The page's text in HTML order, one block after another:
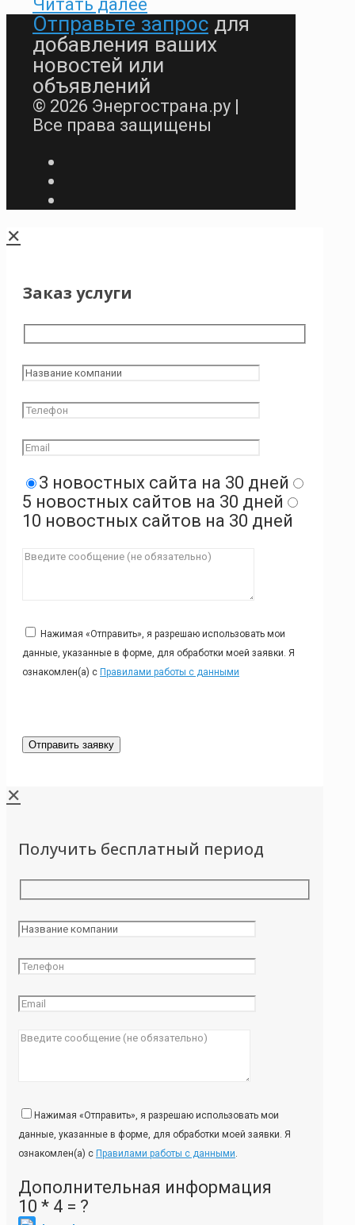
Читать далее
Отправьте запрос для
добавления ваших
новостей или
объявлений
© 2026 Энергострана.ру |
Все права защищены
✕
Заказ услуги
3 новостных сайта на 30 дней
5 новостных сайтов на 30 дней
10 новостных сайтов на 30 дней
Нажимая «Отправить», я разрешаю использовать мои
данные, указанные в форме, для обработки моей заявки. Я
ознакомлен(а) с Правилами работы с данными
✕
Получить бесплатный период
Нажимая «Отправить», я разрешаю использовать мои
данные, указанные в форме, для обработки моей заявки. Я
ознакомлен(а) с Правилами работы с данными.
Дополнительная информация
10 * 4 = ?